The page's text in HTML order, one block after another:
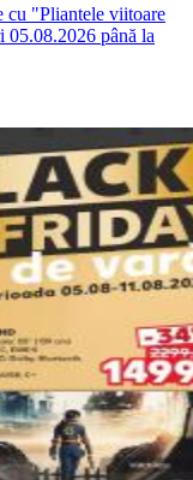
cu "Pliantele viitoare
până la